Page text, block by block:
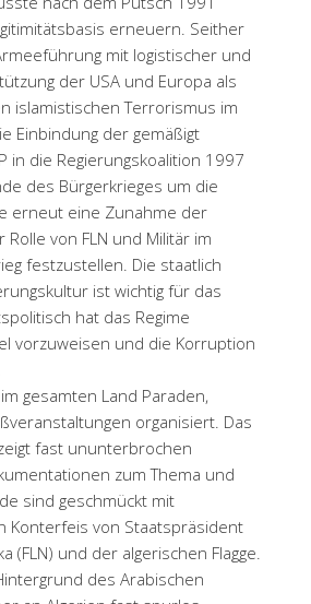
erneuern. Seither
mit logistischer und
der USA und Europa als
islamistischen Terrorismus im
Einbindung der gemäßigt
in die Regierungskoalition 1997
des Bürgerkrieges um die
erneut eine Zunahme der
von FLN und Militär im
festzustellen. Die staatlich
ist wichtig für das
hat das Regime
vorzuweisen und die Korruption
gesamten Land Paraden,
organisiert. Das
fast ununterbrochen
zum Thema und
sind geschmückt mit
Konterfeis von Staatspräsident
(FLN) und der algerischen Flagge.
des Arabischen